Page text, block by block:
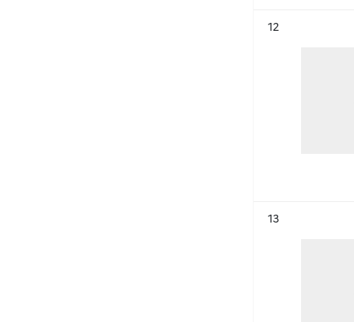
12
13